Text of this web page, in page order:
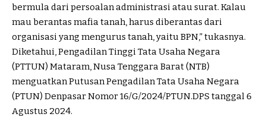
bermula dari persoalan administrasi atau surat. Kalau
mau berantas mafia tanah, harus diberantas dari
organisasi yang mengurus tanah, yaitu BPN,” tukasnya.
Diketahui, Pengadilan Tinggi Tata Usaha Negara
(PTTUN) Mataram, Nusa Tenggara Barat (NTB)
menguatkan Putusan Pengadilan Tata Usaha Negara
(PTUN) Denpasar Nomor 16/G/2024/PTUN.DPS tanggal 6
Agustus 2024.